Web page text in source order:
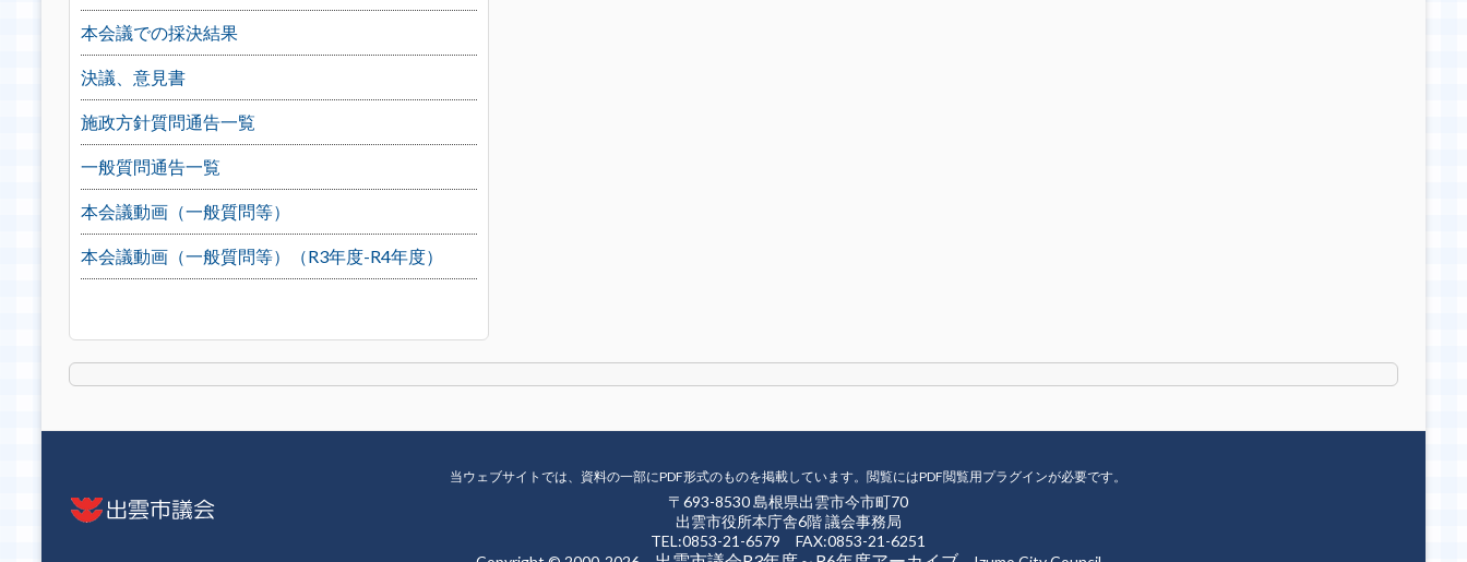
本会議での採決結果
決議、意見書
施政方針質問通告一覧
一般質問通告一覧
本会議動画（一般質問等）
本会議動画（一般質問等）（R3年度-R4年度）
当ウェブサイトでは、資料の一部にPDF形式のものを掲載しています。閲覧にはPDF閲覧用プラグインが必要です。
〒693-8530 島根県出雲市今市町70
出雲市役所本庁舎6階 議会事務局
TEL:0853-21-6579 FAX:0853-21-6251